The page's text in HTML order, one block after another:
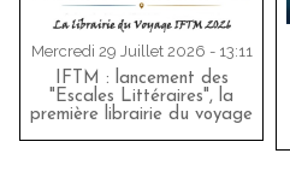
Mercredi 29 Juillet 2026 - 13:11
IFTM : lancement des
"Escales Littéraires", la
première librairie du voyage